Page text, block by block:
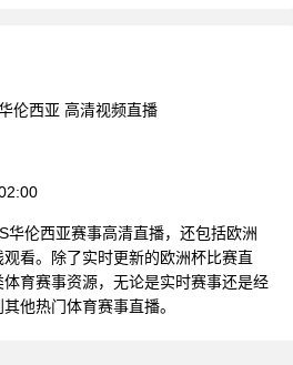
伦西亚 高清视频直播
华伦西亚赛事高清直播，还包括欧洲
看。除了实时更新的欧洲杯比赛直
育赛事资源，无论是实时赛事还是经
他热门体育赛事直播。